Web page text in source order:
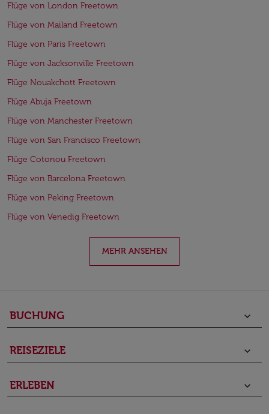
Flüge von London Freetown
Flüge von Mailand Freetown
Flüge von Paris Freetown
Flüge von Jacksonville Freetown
Flüge Nouakchott Freetown
Flüge Abuja Freetown
Flüge von Manchester Freetown
Flüge von San Francisco Freetown
Flüge Cotonou Freetown
Flüge von Barcelona Freetown
Flüge von Peking Freetown
Flüge von Venedig Freetown
MEHR ANSEHEN
BUCHUNG keyboard_arrow_down
REISEZIELE keyboard_arrow_down
ERLEBEN keyboard_arrow_down